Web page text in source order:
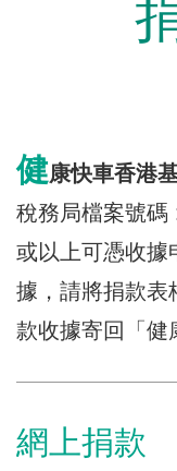
健康快車香港
稅務局檔案號
或以上可憑收據
據，請將捐款
款收據寄回「健
網上捐款